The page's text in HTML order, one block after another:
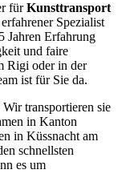
fürKunsttransport
Spezialist
Jahren Erfahrung
und faire
Rigi oder in der
ist für Sie da.
transportieren sie
in Kanton
in Küssnacht am
schnellsten
es um